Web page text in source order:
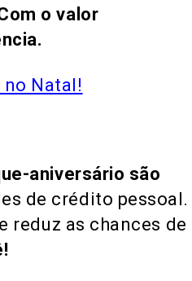
o valor
Natal!
aniversário são
de crédito pessoal.
reduz as chances de